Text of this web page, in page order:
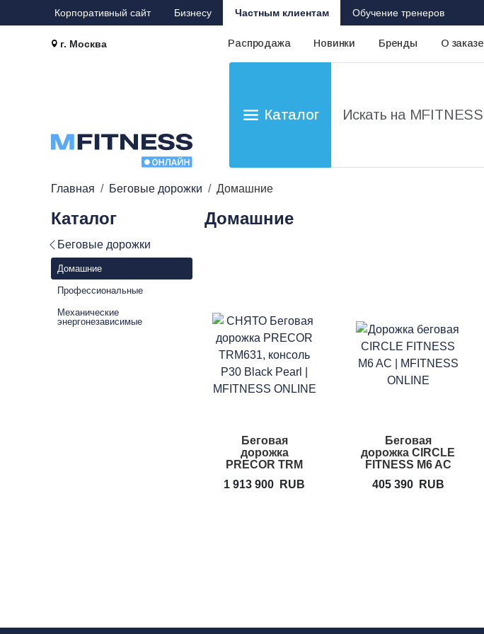
Корпоративный сайт Бизнесу Частным клиентам Обучение тренеров
г. Москва Распродажа Новинки Бренды О заказе
Каталог
Главная Беговые дорожки Домашние
Каталог
Беговые дорожки
Домашние
Профессиональные
Механические
энергонезависимые
Домашние
Беговая
дорожка
PRECOR TRM
1 913 900 RUB
Беговая
дорожка CIRCLE
FITNESS M6 AC
405 390
RUB